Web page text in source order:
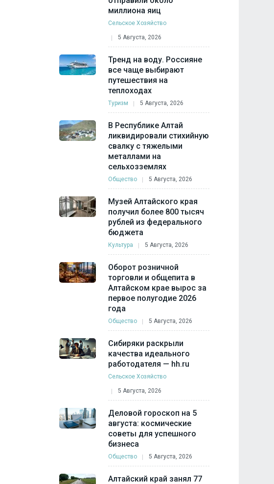
миллиона яиц
Сельское Хозяйство
5 Августа, 2026
Тренд на воду. Россияне
все чаще выбирают
путешествия на
теплоходах
Туризм 5 Августа, 2026
В Республике Алтай
ликвидировали стихийную
свалку с тяжелыми
металлами на
сельхозземлях
Общество 5 Августа, 2026
Музей Алтайского края
получил более 800 тысяч
рублей из федерального
бюджета
Культура 5 Августа, 2026
Оборот розничной
торговли и общепита в
Алтайском крае вырос за
первое полугодие 2026
года
Общество 5 Августа, 2026
Сибиряки раскрыли
качества идеального
работодателя — hh.ru
Сельское Хозяйство
5 Августа, 2026
Деловой гороскоп на 5
августа: космические
советы для успешного
бизнеса
Общество 5 Августа, 2026
Алтайский край занял 77